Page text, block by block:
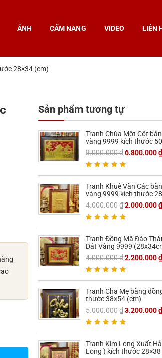
ẢNH CẨM NANG VIDEO LIÊN
28×34 (cm)
Sản phẩm tương tự
Tranh Chùa Một Cột
vàng 9999 kích thước
8.000.000₫6.800.000₫
Tranh Khuê Văn Các
vàng 9999 kích thước
4.000.000₫2.000.000₫
Tranh Đồng Mã Đáo
Dát Vàng 9999
4.000.000₫2.200.000₫
Tranh Cha Mẹ bằng
thước 38×54 (cm)
5.000.000₫3.200.000₫
Tranh Kim Long Xuất
Long ) kích thước